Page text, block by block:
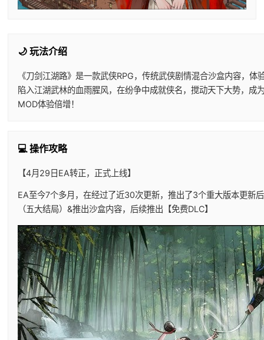
🌙 玩法介绍
《刀剑江湖路》是一款武侠RPG，传统武侠剧情混合沙盒内容，
陷入江湖武林的血雨腥风，在纷争中成就侠名，搅动天下大势，成
MOD体验倍增！
💻 操作攻略
【4月29日EA转正，正式上线】
EA至今7个多月，在经过了近30次更新，推出了3个重大版本更新
（五大结局）&推出沙盒内容，后续推出【免费DLC】